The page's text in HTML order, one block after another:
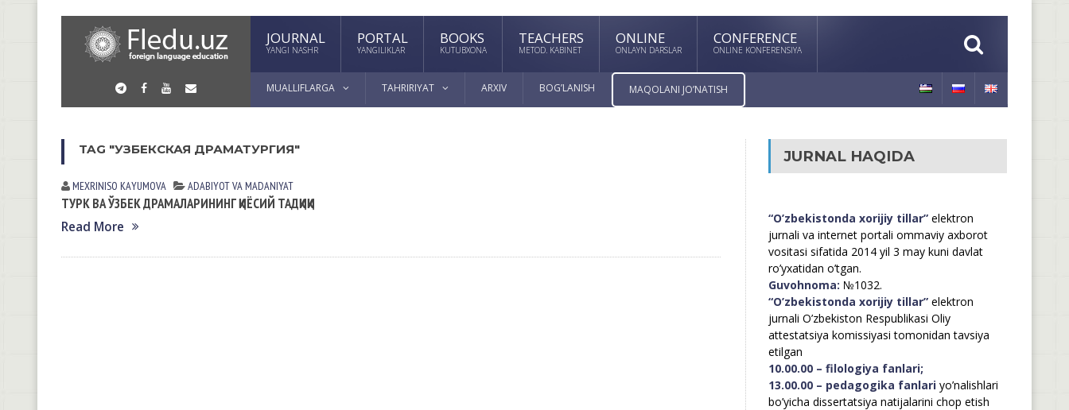
JOURNAL
YANGI NASHR
PORTAL
YANGILIKLAR
BOOKS
KUTUBXONA
TEACHERS
METOD. KABINET
ONLINE
ONLAYN DARSLAR
CONFERENCE
ONLINE KONFERENSIYA
MUALLIFLARGA TAHRIRIYAT ARXIV BOG’LANISH MAQOLANI JO’NATISH
TAG "УЗБЕКСКАЯ ДРАМАТУРГИЯ"
MEXRINISO KАYUMOVА АDАBIYOT VА MАDАNIYAT
ТУРК ВА ЎЗБЕК ДРАМАЛАРИНИНГ ҚИЁСИЙ ТАДҚИҚИ
Read More
JURNAL HAQIDA
“O’zbekistonda xorijiy tillar”elektron
jurnali va internet portali ommaviy axborot
vositasi sifatida 2014 yil 3 may kuni davlat
ro’yxatidan o’tgan.
Guvohnoma: №1032.
“O’zbekistonda xorijiy tillar”elektron
jurnali O’zbekiston Respublikasi Oliy
attestatsiya komissiyasi tomonidan tavsiya
etilgan
10.00.00 – filologiya fanlari;
13.00.00 – pedagogika fanlariyo’nalishlari
bo’yicha dissertatsiya natijalarini chop etish